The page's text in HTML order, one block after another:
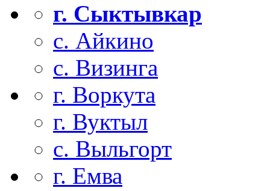
г. Сыктывкар
с. Айкино
с. Визинга
г. Воркута
г. Вуктыл
с. Выльгорт
г. Емва